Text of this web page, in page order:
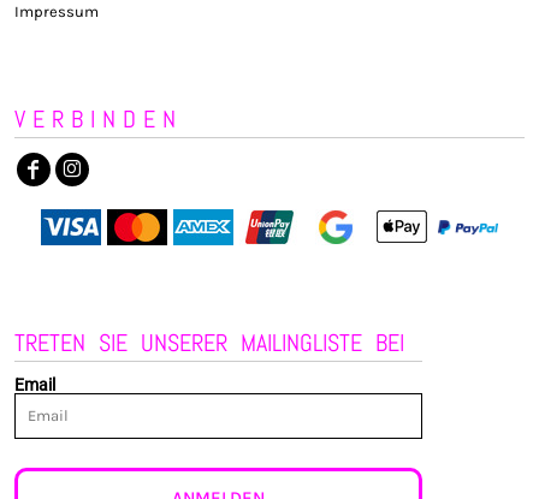
Impressum
VERBINDEN
TRETEN SIE UNSERER MAILINGLISTE BEI
Email